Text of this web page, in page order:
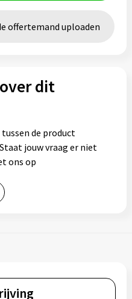
offertemand uploaden
dit
de product
jouw vraag er niet
ons op